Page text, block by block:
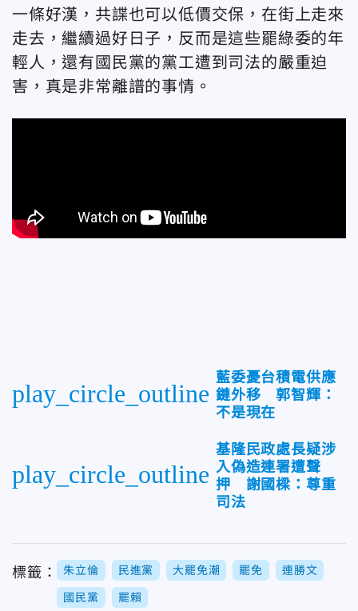
一條好漢，共諜也可以低價交保，在街上走來
走去，繼續過好日子，反而是這些罷綠委的年
輕人，還有國民黨的黨工遭到司法的嚴重迫
害，真是非常離譜的事情。
play_circle_outline
藍委憂台積電供應
鏈外移 郭智輝：
不是現在
play_circle_outline
基隆民政處長疑涉
入偽造連署遭聲
押 謝國樑：尊重
司法
標籤： 朱立倫 民進黨 大罷免潮 罷免 連勝文
國民黨 罷賴